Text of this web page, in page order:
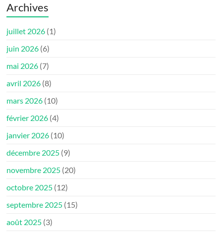
Archives
juillet 2026 (1)
juin 2026 (6)
mai 2026 (7)
avril 2026 (8)
mars 2026 (10)
février 2026 (4)
janvier 2026 (10)
décembre 2025 (9)
novembre 2025 (20)
octobre 2025 (12)
septembre 2025 (15)
août 2025 (3)